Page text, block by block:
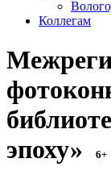
Коллегам
эпоху»
6+